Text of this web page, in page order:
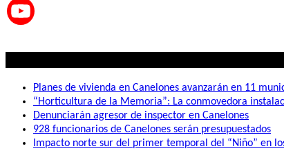
Planes de vivienda en Canelones avanzarán en 11
“Horticultura de la Memoria”: La conmovedora
Denunciarán agresor de inspector en Canelones
928 funcionarios de Canelones serán presupuestados
Impacto norte sur del primer temporal del “Niño” en